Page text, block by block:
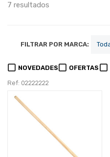
7 resultados
FILTRAR POR MARCA:
NOVEDADES OFERTAS
Ref: 02222222